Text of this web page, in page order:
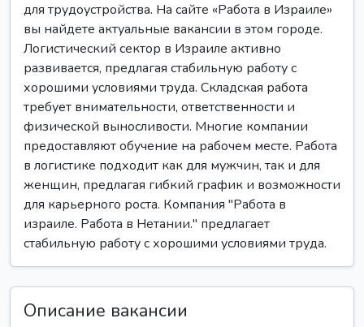
для трудоустройства. На сайте «Работа в Израиле»
вы найдете актуальные вакансии в этом городе.
Логистический сектор в Израиле активно
развивается, предлагая стабильную работу с
хорошими условиями труда. Складская работа
требует внимательности, ответственности и
физической выносливости. Многие компании
предоставляют обучение на рабочем месте. Работа
в логистике подходит как для мужчин, так и для
женщин, предлагая гибкий график и возможности
для карьерного роста. Компания "Работа в
израиле. Работа в Нетании." предлагает
стабильную работу с хорошими условиями труда.
Описание вакансии